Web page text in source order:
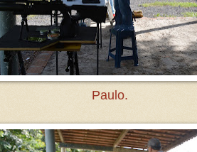
Paulo.